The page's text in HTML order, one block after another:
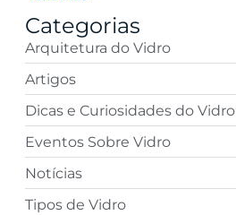
Categorias
Arquitetura do Vidro
Artigos
Dicas e Curiosidades do Vidro
Eventos Sobre Vidro
Notícias
Tipos de Vidro